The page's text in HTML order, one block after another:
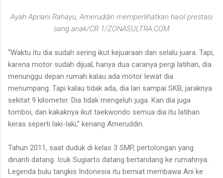
Ayah Apriani Rahayu, Ameruddin memperlihatkan hasil prestasi
sang anak/CR 1/ZONASULTRA.COM
“Waktu itu dia sudah sering ikut kejuaraan dan selalu juara. Tapi,
karena motor sudah dijual, hanya dua caranya pergi latihan, dia
menunggu depan rumah kalau ada motor lewat dia
menumpang. Tapi kalau tidak ada, dia lari sampai SKB, jaraknya
sekitat 9 kilometer. Dia tidak mengeluh juga. Kan dia juga
tomboi, dan kakaknya ikut taekwondo semua dia itu latihan
keras seperti laki-laki,” kenang Ameruddin.
Tahun 2011, saat duduk di kelas 3 SMP, pertolongan yang
dinanti datang. Icuk Sugiarto datang bertandang ke rumahnya.
Legenda bulu tangkis Indonesia itu berniat membawa Ani ke